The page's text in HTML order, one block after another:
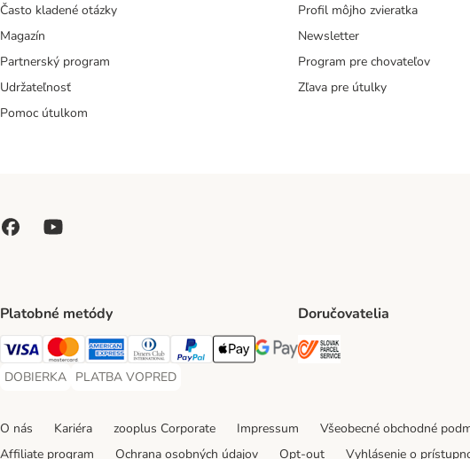
Často kladené otázky
Magazín
Partnerský program
Udržateľnosť
Pomoc útulkom
Profil môjho zvieratka
Newsletter
Program pre chovateľov
Zľava pre útulky
Platobné metódy
Visa Payment Method
Mastercard Payment Method
American Express Payment Method
Diners Club Payment Method
PayPal Payment Method
Apple Pay Payment Method
Google Pay Payment Method
DOBIERKA
DOBIERKA Payment Method
PLATBA VOPRED
PLATBA VOPRED Payment Method
Doručovatelia
O nás Kariéra zooplus Corporate Impressum Všeobecné obchodné
Affiliate program
Ochrana osobných údajov Opt-out Vyhlásenie o